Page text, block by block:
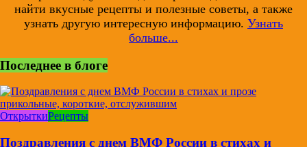
найти вкусные рецепты и полезные советы, а также
узнать другую интересную информацию. Узнать
больше...
Последнее в блоге
ОткрыткиРецепты
Поздравления с днем ВМФ России в стихах и